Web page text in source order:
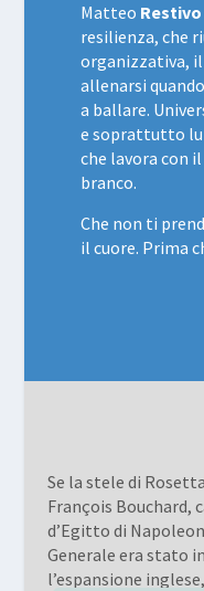
Matteo Restivo
resilienza, che
organizzativa,
allenarsi
a ballare.
e soprattutto
che lavora con
branco.
Che non ti
il cuore. Prima
Se la stele di
François Bouchard,
d’Egitto di
Generale era stato
l’espansione